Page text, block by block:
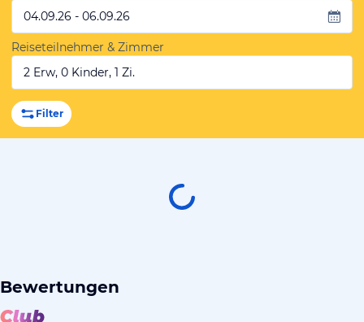
04.09.26 - 06.09.26
Reiseteilnehmer & Zimmer
2 Erw, 0 Kinder, 1 Zi.
Filter
Bewertungen